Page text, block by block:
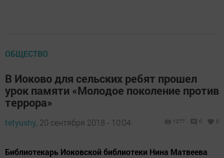
ОБЩЕСТВО
В Иоково для сельских ребят прошел
урок памяти «Молодое поколение против
террора»
tetyushy, 20 сентября 2018 - 10:04 1277 0 0
Библиотекарь Иоковской библиотеки Нина Матвеева